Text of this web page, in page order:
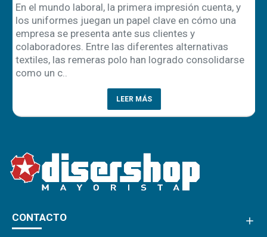
En el mundo laboral, la primera impresión cuenta, y
los uniformes juegan un papel clave en cómo una
empresa se presenta ante sus clientes y
colaboradores. Entre las diferentes alternativas
textiles, las remeras polo han logrado consolidarse
como un c..
LEER MÁS
CONTACTO